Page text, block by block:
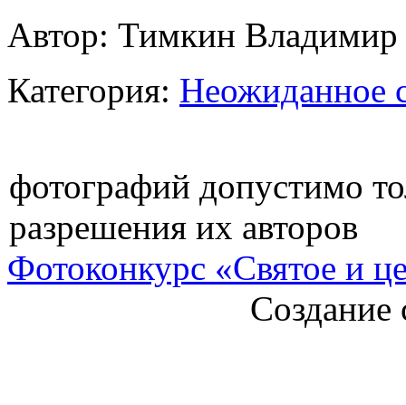
Автор: Тимкин Владимир
Категория: Неожиданное
фотографий допустимо
разрешения их авторов
Фотоконкурс «Святое и
Создание